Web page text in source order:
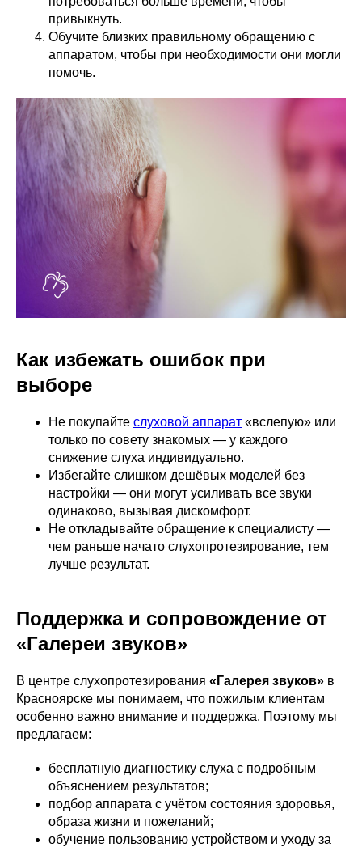
привыкнуть.
Обучите близких правильному обращению с
аппаратом, чтобы при необходимости они могли
помочь.
Как избежать ошибок при
выборе
Не покупайте слуховой аппарат «вслепую» или
только по совету знакомых — у каждого
снижение слуха индивидуально.
Избегайте слишком дешёвых моделей без
настройки — они могут усиливать все звуки
одинаково, вызывая дискомфорт.
Не откладывайте обращение к специалисту —
чем раньше начато слухопротезирование, тем
лучше результат.
Поддержка и сопровождение от
«Галереи звуков»
В центре слухопротезирования «Галерея звуков» в
Красноярске мы понимаем, что пожилым клиентам
особенно важно внимание и поддержка. Поэтому мы
предлагаем:
бесплатную диагностику слуха с подробным
объяснением результатов;
подбор аппарата с учётом состояния здоровья,
образа жизни и пожеланий;
обучение пользованию устройством и уходу за